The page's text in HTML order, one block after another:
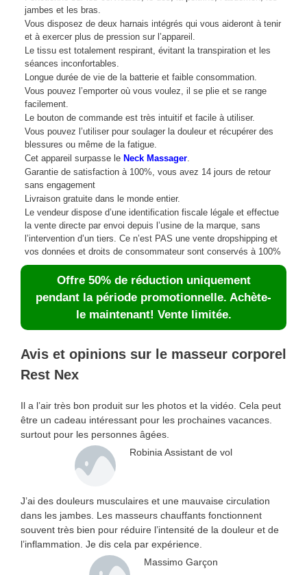
jambes et les bras.
Vous disposez de deux harnais intégrés qui vous aideront à tenir
et à exercer plus de pression sur l’appareil.
Le tissu est totalement respirant, évitant la transpiration et les
séances inconfortables.
Longue durée de vie de la batterie et faible consommation.
Vous pouvez l’emporter où vous voulez, il se plie et se range
facilement.
Le bouton de commande est très intuitif et facile à utiliser.
Vous pouvez l’utiliser pour soulager la douleur et récupérer des
blessures ou même de la fatigue.
Cet appareil surpasse le Neck Massager.
Garantie de satisfaction à 100%, vous avez 14 jours de retour
sans engagement
Livraison gratuite dans le monde entier.
Le vendeur dispose d’une identification fiscale légale et effectue
la vente directe par envoi depuis l’usine de la marque, sans
l’intervention d’un tiers. Ce n’est PAS une vente dropshipping et
vos données et droits de consommateur sont conservés à 100%
Offre 50% de réduction uniquement
pendant la période promotionnelle. Achète-
le maintenant! Vente limitée.
Avis et opinions sur le masseur corporel
Rest Nex
Il a l’air très bon produit sur les photos et la vidéo. Cela peut
être un cadeau intéressant pour les prochaines vacances.
surtout pour les personnes âgées.
Robinia Assistant de vol
J’ai des douleurs musculaires et une mauvaise circulation
dans les jambes. Les masseurs chauffants fonctionnent
souvent très bien pour réduire l’intensité de la douleur et de
l’inflammation. Je dis cela par expérience.
Massimo Garçon